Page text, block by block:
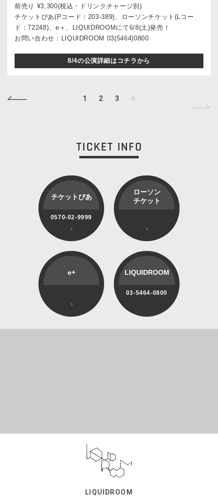
前売り ¥3,300(税込・ドリンクチャージ別)
チケットぴあ(Pコード：203-389)、ローソンチケット(Lコー
ド：72248)、e＋、LIQUIDROOMにて6/8(土)発売！
お問い合わせ：LIQUIDROOM 03(5464)0800
8/4の公演詳細はコチラから
1 2 3 4
TICKET INFO
チケットぴあ
0570-02-9999
ローソン
チケット
e+ LIQUIDROOM
03-5464-0800
LIQUIDROOM